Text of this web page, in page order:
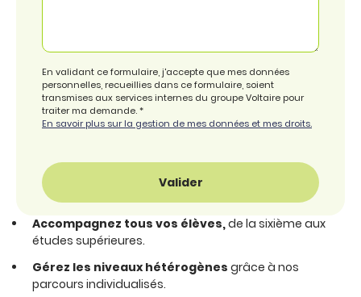
Accompagnez tous vos élèves,de la sixième aux
études supérieures.
Gérez les niveaux hétérogènes grâce à nos
parcours individualisés.
En validant ce formulaire, j'accepte que mes données
personnelles, recueillies dans ce formulaire, soient
transmises aux services internes du groupe Voltaire pour
traiter ma demande. *
En savoir plus sur la gestion de mes données et mes droits.
Valider